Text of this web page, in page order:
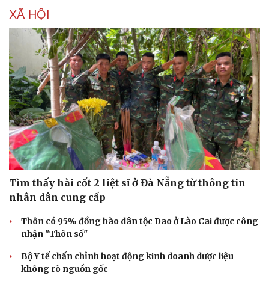
XÃ HỘI
Tìm thấy hài cốt 2 liệt sĩ ở Đà Nẵng từ thông tin
nhân dân cung cấp
Thôn có 95% đồng bào dân tộc Dao ở Lào Cai được công
nhận "Thôn số"
Bộ Y tế chấn chỉnh hoạt động kinh doanh dược liệu
không rõ nguồn gốc